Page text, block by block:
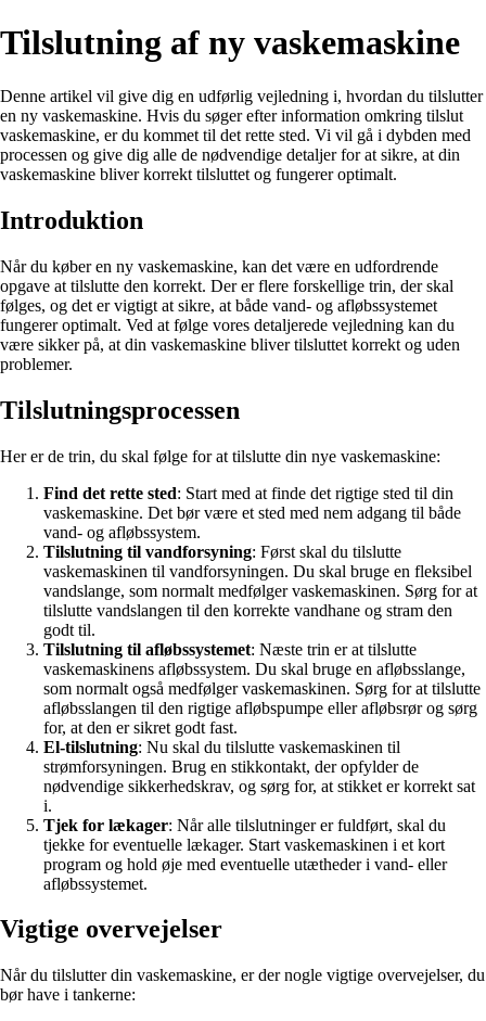
Tilslutning af ny vaskemaskine
Denne artikel vil give dig en udførlig vejledning i, hvordan du tilslutter
en ny vaskemaskine. Hvis du søger efter information omkring tilslut
vaskemaskine, er du kommet til det rette sted. Vi vil gå i dybden med
processen og give dig alle de nødvendige detaljer for at sikre, at din
vaskemaskine bliver korrekt tilsluttet og fungerer optimalt.
Introduktion
Når du køber en ny vaskemaskine, kan det være en udfordrende
opgave at tilslutte den korrekt. Der er flere forskellige trin, der skal
følges, og det er vigtigt at sikre, at både vand- og afløbssystemet
fungerer optimalt. Ved at følge vores detaljerede vejledning kan du
være sikker på, at din vaskemaskine bliver tilsluttet korrekt og uden
problemer.
Tilslutningsprocessen
Her er de trin, du skal følge for at tilslutte din nye vaskemaskine:
Find det rette sted: Start med at finde det rigtige sted til din
vaskemaskine. Det bør være et sted med nem adgang til både
vand- og afløbssystem.
Tilslutning til vandforsyning: Først skal du tilslutte
vaskemaskinen til vandforsyningen. Du skal bruge en fleksibel
vandslange, som normalt medfølger vaskemaskinen. Sørg for at
tilslutte vandslangen til den korrekte vandhane og stram den
godt til.
Tilslutning til afløbssystemet: Næste trin er at tilslutte
vaskemaskinens afløbssystem. Du skal bruge en afløbsslange,
som normalt også medfølger vaskemaskinen. Sørg for at tilslutte
afløbsslangen til den rigtige afløbspumpe eller afløbsrør og sørg
for, at den er sikret godt fast.
El-tilslutning: Nu skal du tilslutte vaskemaskinen til
strømforsyningen. Brug en stikkontakt, der opfylder de
nødvendige sikkerhedskrav, og sørg for, at stikket er korrekt sat
i.
Tjek for lækager: Når alle tilslutninger er fuldført, skal du
tjekke for eventuelle lækager. Start vaskemaskinen i et kort
program og hold øje med eventuelle utætheder i vand- eller
afløbssystemet.
Vigtige overvejelser
Når du tilslutter din vaskemaskine, er der nogle vigtige overvejelser, du
bør have i tankerne: